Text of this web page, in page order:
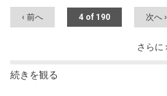
‹ 前へ 4 of 190 次へ ›
さらに
続きを観る